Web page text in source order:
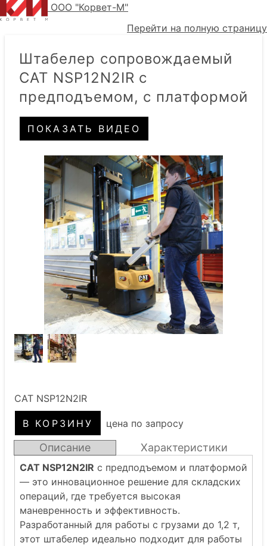
ООО "Корвет-М"
Перейти на полную страницу
Штабелер сопровождаемый
CAT NSP12N2IR с
предподъемом, с платформой
ПОКАЗАТЬ ВИДЕО
CAT NSP12N2IR
цена по запросу
Описание
CAT NSP12N2IR с предподъемом и платформой
— это инновационное решение для складских
операций, где требуется высокая
маневренность и эффективность.
Разработанный для работы с грузами до 1,2 т,
этот штабелер идеально подходит для работы
Характеристики